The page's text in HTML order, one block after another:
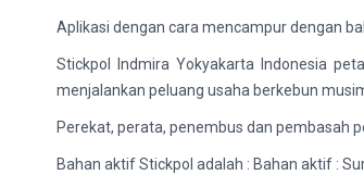
Aplikasi dengan cara mencampur dengan
Stickpol Indmira Yokyakarta Indonesia
menjalankan peluang usaha berkebun
Perekat, perata, penembus dan pembasah
Bahan aktif Stickpol adalah : Bahan aktif :